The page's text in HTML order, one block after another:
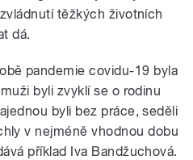
těžkých životních
dá.
pandemie covidu-19 byla
byli zvyklí se o rodinu
byli bez práce, seděli
v nejméně vhodnou dobu
příklad Iva Bandžuchová.